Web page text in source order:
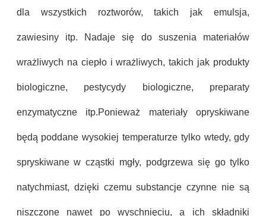
dla wszystkich roztworów, takich jak emulsja,
zawiesiny itp. Nadaje się do suszenia materiałów
wrażliwych na ciepło i wrażliwych, takich jak produkty
biologiczne, pestycydy biologiczne, preparaty
enzymatyczne itp.Ponieważ materiały opryskiwane
będą poddane wysokiej temperaturze tylko wtedy, gdy
spryskiwane w cząstki mgły, podgrzewa się go tylko
natychmiast, dzięki czemu substancje czynne nie są
niszczone nawet po wyschnięciu, a ich składniki